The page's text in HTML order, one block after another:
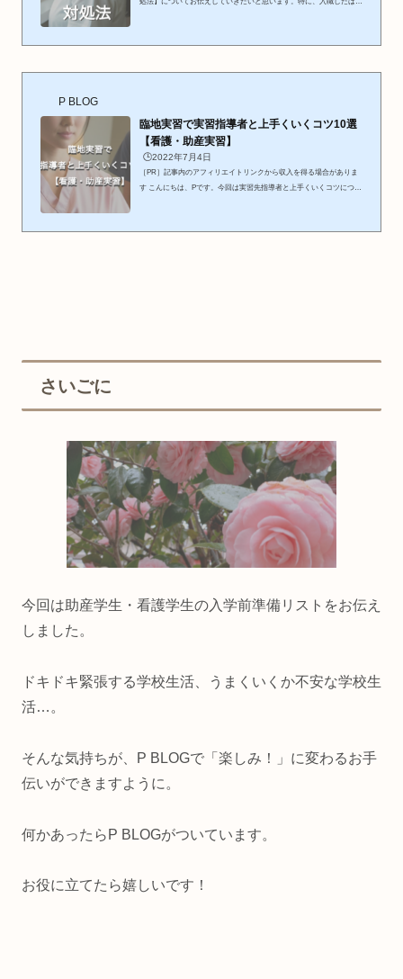
いかと経験上思います。比べるのは悪いことばかりでは無いですが
P BLOG
臨地実習で実習指導者と上手くいくコツ10選
【看護・助産実習】
🕒️2022年7月4日
［PR］記事内のアフィリエイトリンクから収入を得る場合がありま
す こんにちは、Pです。今回は実習先指導者と上手くいくコツについ
がわからない 気づいたらいない（見失う） 実習指導者さんの機嫌が
さいごに
今回は助産学生・看護学生の入学前準備リストをお伝え
しました。
ドキドキ緊張する学校生活、うまくいくか不安な学校生
活…。
そんな気持ちが、P BLOGで「楽しみ！」に変わるお手
伝いができますように。
何かあったらP BLOGがついています。
お役に立てたら嬉しいです！